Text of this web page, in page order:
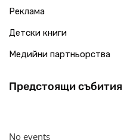
Реклама
Детски книги
Медийни партньорства
Предстоящи събития
No events